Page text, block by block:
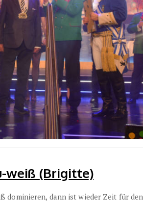
weiß (Brigitte)
dominieren, dann ist wieder Zeit für den